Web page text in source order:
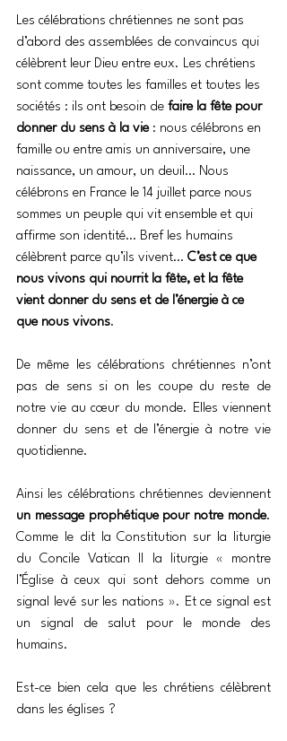
Les célébrations chrétiennes ne sont pas
d’abord des assemblées de convaincus qui
célèbrent leur Dieu entre eux. Les chrétiens
sont comme toutes les familles et toutes les
sociétés : ils ont besoin de faire la fête pour
donner du sens à la vie : nous célébrons en
famille ou entre amis un anniversaire, une
naissance, un amour, un deuil… Nous
célébrons en France le 14 juillet parce nous
sommes un peuple qui vit ensemble et qui
affirme son identité… Bref les humains
célèbrent parce qu’ils vivent… C’est ce que
nous vivons qui nourrit la fête, et la fête
vient donner du sens et de l’énergie à ce
que nous vivons.
De même les célébrations chrétiennes n’ont
pas de sens si on les coupe du reste de
notre vie au cœur du monde. Elles viennent
donner du sens et de l’énergie à notre vie
quotidienne.
un message prophétique pour notre monde.
Comme le dit la Constitution sur la liturgie
du Concile Vatican II la liturgie « montre
l’Église à ceux qui sont dehors comme un
signal levé sur les nations ». Et ce signal est
un signal de salut pour le monde des
humains.
Est-ce bien cela que les chrétiens célèbrent
dans les églises ?